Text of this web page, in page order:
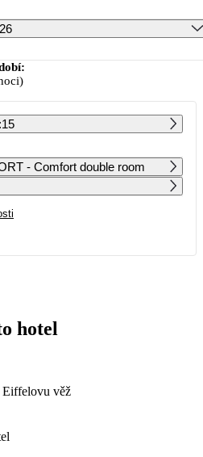
Srpen 2026
ČT PÁ SO NE
- Comfort double room
hotel
Eiffelovu věž